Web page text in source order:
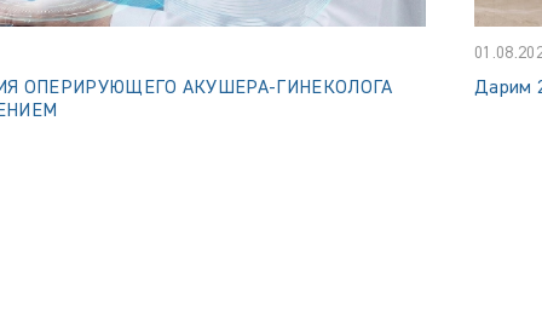
ОПЕРИРУЮЩЕГО АКУШЕРА-ГИНЕКОЛОГА
Дарим